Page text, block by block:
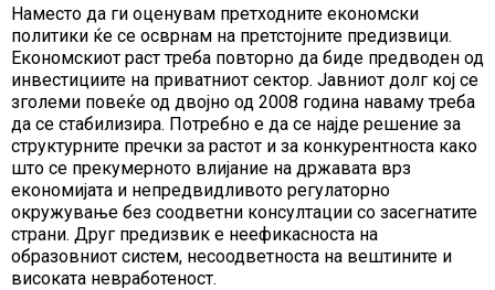
Наместо да ги оценувам претходните економски
политики ќе се осврнам на претстојните предизвици.
Економскиот раст треба повторно да биде предводен од
инвестициите на приватниот сектор. Јавниот долг кој се
зголеми повеќе од двојно од 2008 година наваму треба
да се стабилизира. Потребно е да се најде решение за
структурните пречки за растот и за конкурентноста како
што се прекумерното влијание на државата врз
економијата и непредвидливото регулаторно
окружување без соодветни консултации со засегнатите
страни. Друг предизвик е неефикасноста на
образовниот систем, несоодветноста на вештините и
високата невработеност.